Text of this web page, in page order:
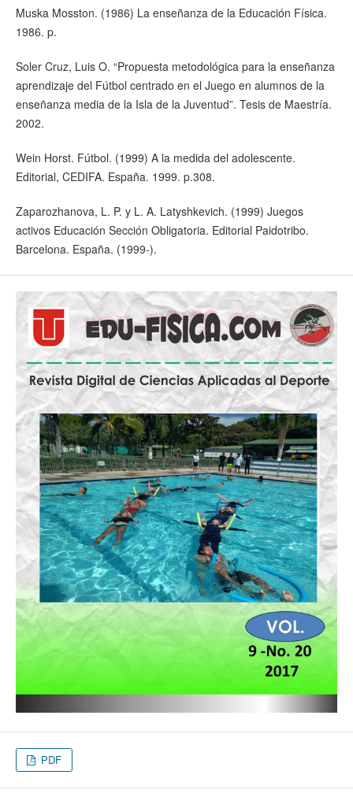
Muska Mosston. (1986) La enseñanza de la Educación Física.
1986. p.
Soler Cruz, Luis O. “Propuesta metodológica para la enseñanza
aprendizaje del Fútbol centrado en el Juego en alumnos de la
enseñanza media de la Isla de la Juventud”. Tesis de Maestría.
2002.
Wein Horst. Fútbol. (1999) A la medida del adolescente.
Editorial, CEDIFA. España. 1999. p.308.
Zaparozhanova, L. P. y L. A. Latyshkevich. (1999) Juegos
activos Educación Sección Obligatoria. Editorial Paidotribo.
Barcelona. España. (1999-).
PDF